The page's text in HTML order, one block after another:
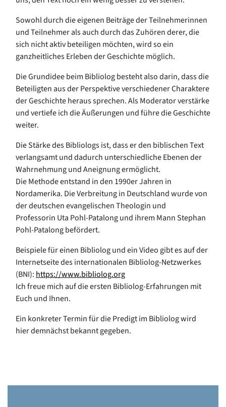
Sowohl durch die eigenen Beiträge der Teilnehmerinnen
und Teilnehmer als auch durch das Zuhören derer, die
sich nicht aktiv beteiligen möchten, wird so ein
ganzheitliches Erleben der Geschichte möglich.
Die Grundidee beim Bibliolog besteht also darin, dass die
Beteiligten aus der Perspektive verschiedener Charaktere
der Geschichte heraus sprechen. Als Moderator verstärke
und vertiefe ich die Äußerungen und führe die Geschichte
weiter.
Die Stärke des Bibliologs ist, dass er den biblischen Text
verlangsamt und dadurch unterschiedliche Ebenen der
Wahrnehmung und Aneignung ermöglicht.
Die Methode entstand in den 1990er Jahren in
Nordamerika. Die Verbreitung in Deutschland wurde von
der deutschen evangelischen Theologin und
Professorin Uta Pohl-Patalong und ihrem Mann Stephan
Pohl-Patalong befördert.
Beispiele für einen Bibliolog und ein Video gibt es auf der
Internetseite des internationalen Bibliolog-Netzwerkes
(BNI):https://www.bibliolog.org
Ich freue mich auf die ersten Bibliolog-Erfahrungen mit
Euch und Ihnen.
Ein konkreter Termin für die Predigt im Bibliolog wird
hier demnächst bekannt gegeben.